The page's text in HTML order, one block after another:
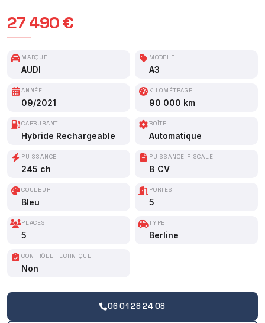
27 490 €
MARQUE
AUDI
MODÈLE
A3
ANNÉE
09/2021
KILOMÉTRAGE
90 000 km
CARBURANT
Hybride Rechargeable
BOÎTE
Automatique
PUISSANCE
245 ch
PUISSANCE FISCALE
8 CV
COULEUR
Bleu
PORTES
5
PLACES
5
TYPE
Berline
CONTRÔLE TECHNIQUE
Non
06 01 28 24 08